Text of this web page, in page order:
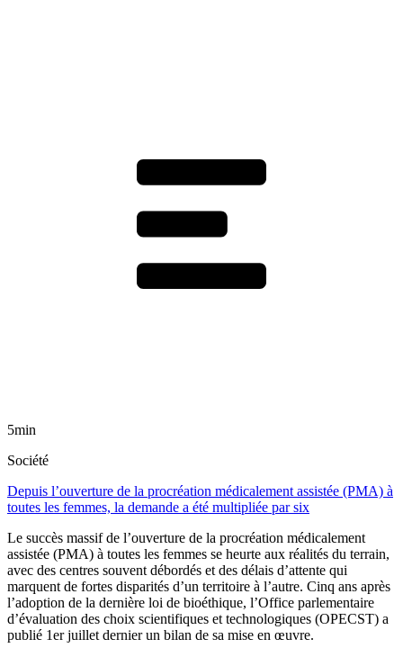
5min
Société
Depuis l’ouverture de la procréation médicalement assistée (PMA) à
toutes les femmes, la demande a été multipliée par six
Le succès massif de l’ouverture de la procréation médicalement
assistée (PMA) à toutes les femmes se heurte aux réalités du terrain,
avec des centres souvent débordés et des délais d’attente qui
marquent de fortes disparités d’un territoire à l’autre. Cinq ans après
l’adoption de la dernière loi de bioéthique, l’Office parlementaire
d’évaluation des choix scientifiques et technologiques (OPECST) a
publié 1er juillet dernier un bilan de sa mise en œuvre.